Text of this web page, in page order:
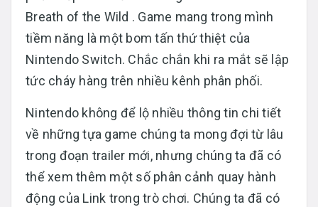
Breath of the Wild . Game mang trong mình
tiềm năng là một bom tấn thứ thiệt của
Nintendo Switch. Chắc chắn khi ra mắt sẽ lập
tức cháy hàng trên nhiều kênh phân phối.
Nintendo không để lộ nhiều thông tin chi tiết
về những tựa game chúng ta mong đợi từ lâu
trong đoạn trailer mới, nhưng chúng ta đã có
thể xem thêm một số phân cảnh quay hành
động của Link trong trò chơi. Chúng ta đã có